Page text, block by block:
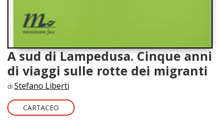
A sud di Lampedusa. Cinque anni
di viaggi sulle rotte dei migranti
di Stefano Liberti
CARTACEO